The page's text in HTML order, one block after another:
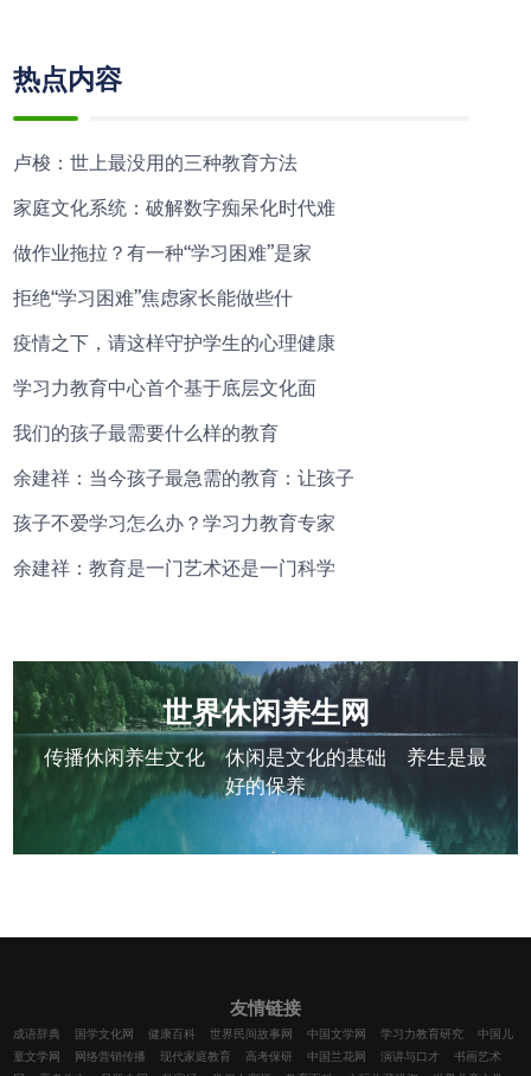
热点内容
卢梭：世上最没用的三种教育方法
家庭文化系统：破解数字痴呆化时代难
做作业拖拉？有一种“学习困难”是家
拒绝“学习困难”焦虑家长能做些什
疫情之下，请这样守护学生的心理健康
学习力教育中心首个基于底层文化面
我们的孩子最需要什么样的教育
余建祥：当今孩子最急需的教育：让孩子
孩子不爱学习怎么办？学习力教育专家
余建祥：教育是一门艺术还是一门科学
世界休闲养生网
传播休闲养生文化 休闲是文化的基础 养生是最
好的保养
友情链接
成语辞典 国学文化网 健康百科 世界民间故事网 中国文学网 学习力教育研究
中国儿
童文学网
网络营销传播 现代家庭教育 高考保研 中国兰花网 演讲与口才
书画艺术